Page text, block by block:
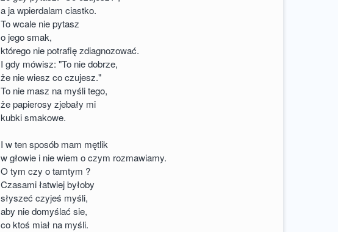
a ja wpierdalam ciastko.
To wcale nie pytasz
o jego smak,
którego nie potrafię zdiagnozować.
I gdy mówisz: "To nie dobrze,
że nie wiesz co czujesz."
To nie masz na myśli tego,
że papierosy zjebały mi
kubki smakowe.
I w ten sposób mam mętlik
w głowie i nie wiem o czym rozmawiamy.
O tym czy o tamtym ?
Czasami łatwiej byłoby
słyszeć czyjeś myśli,
aby nie domyślać sie,
co ktoś miał na myśli.